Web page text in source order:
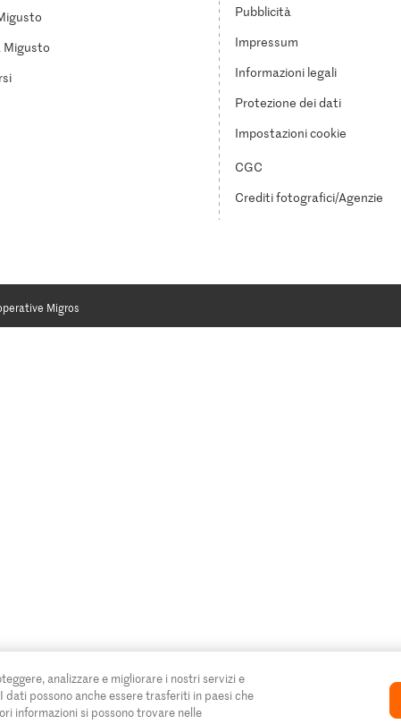
Migusto
Pubblicità
Impressum
Informazioni legali
Protezione dei dati
Impostazioni cookie
CGC
Crediti fotografici/Agenzie
Migros
analizzare e migliorare i nostri servizi e
possono anche essere trasferiti in paesi che
informazioni si possono trovare nelle